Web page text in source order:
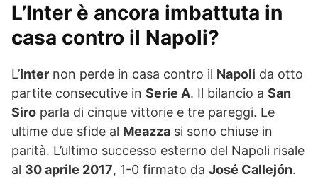
L’Inter è ancora imbattuta in
casa contro il Napoli?
L’Inter non perde in casa contro il Napoli da otto
partite consecutive in Serie A. Il bilancio a San
Siro parla di cinque vittorie e tre pareggi. Le
ultime due sfide al Meazza si sono chiuse in
parità. L’ultimo successo esterno del Napoli risale
al 30 aprile 2017, 1-0 firmato da José Callejón.